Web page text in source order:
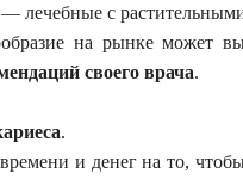
— лечебные с
на рынке может
своего врача.
.
и денег на то,